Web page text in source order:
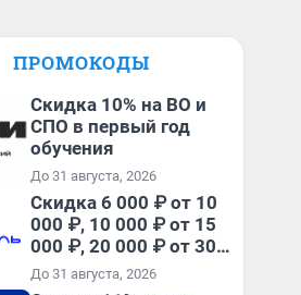
ПРОМОКОДЫ
Скидка 10% на ВО и
СПО в первый год
обучения
До 31 августа, 2026
Скидка 6 000 ₽ от 10
000 ₽, 10 000 ₽ от 15
000 ₽, 20 000 ₽ от 30
000 ₽ и 35 000 ₽ от 50
000 ₽ на первый и все
До 31 августа, 2026